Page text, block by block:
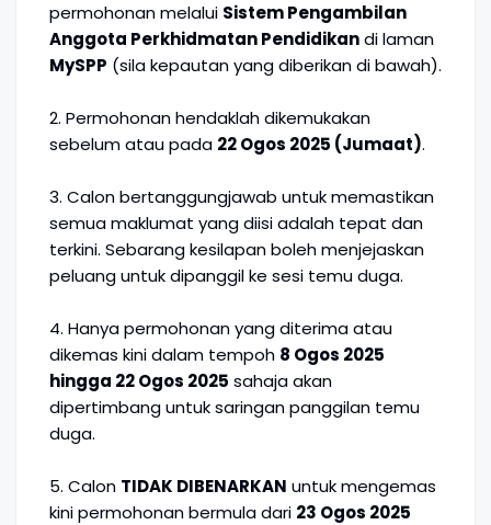
permohonan melalui Sistem Pengambilan
Anggota Perkhidmatan Pendidikandi laman
MySPP (sila kepautan yang diberikan di bawah).
2. Permohonan hendaklah dikemukakan
sebelum atau pada 22 Ogos 2025 (Jumaat).
3. Calon bertanggungjawab untuk memastikan
semua maklumat yang diisi adalah tepat dan
terkini. Sebarang kesilapan boleh menjejaskan
peluang untuk dipanggil ke sesi temu duga.
4. Hanya permohonan yang diterima atau
dikemas kini dalam tempoh 8 Ogos 2025
hingga 22 Ogos 2025 sahaja akan
dipertimbang untuk saringan panggilan temu
duga.
5. Calon TIDAK DIBENARKAN untuk mengemas
kini permohonan bermula dari 23 Ogos 2025